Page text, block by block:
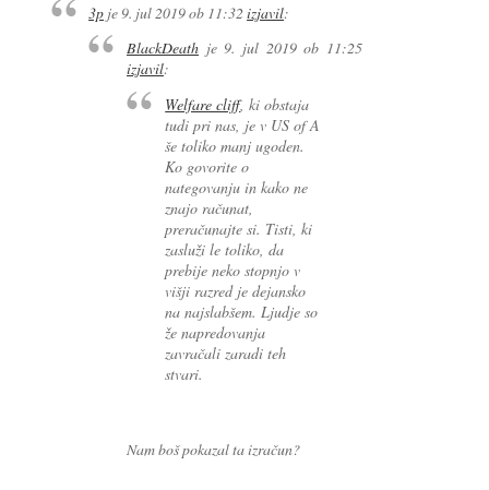
3p je 9. jul 2019 ob 11:32izjavil:
BlackDeathje9. jul 2019 ob 11:25
izjavil:
Welfare cliff, ki obstaja
tudi pri nas, je v US of A
še toliko manj ugoden.
Ko govorite o
nategovanju in kako ne
znajo računat,
preračunajte si. Tisti, ki
zasluži le toliko, da
prebije neko stopnjo v
višji razred je dejansko
na najslabšem. Ljudje so
že napredovanja
zavračali zaradi teh
stvari.
Nam boš pokazal ta izračun?